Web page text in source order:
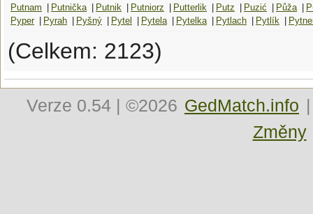
Putnam | Putnička | Putnik | Putniorz | Putterlik | Putz | Puzić | Půža |
Pyper | Pyrah | Pyšný | Pytel | Pytela | Pytelka | Pytlach | Pytlík |
(Celkem: 2123)
Verze 0.54 | ©2026 GedMatch.info
Změny